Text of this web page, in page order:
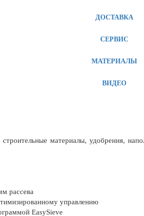
ДОСТАВКА
СЕРВИС
МАТЕРИАЛЫ
ВИДЕО
материалы, удобрения,
рассева
управлению
EasySieve